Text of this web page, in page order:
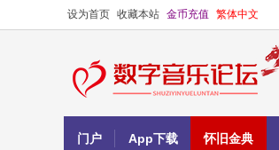
设为首页 收藏本站 金币充值 繁体中文
门户 App下载 怀旧金典